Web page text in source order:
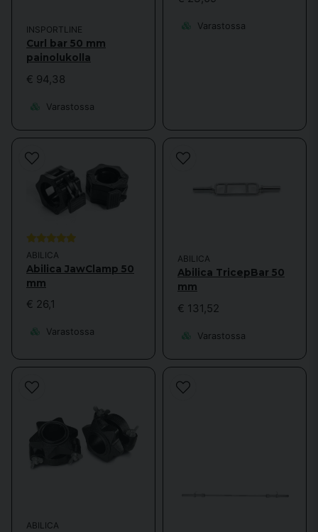
INSPORTLINE
Curl bar 50 mm
painolukolla
€ 94,38
Varastossa
Varastossa
ABILICA
Abilica JawClamp 50
mm
€ 26,1
Varastossa
ABILICA
Abilica TricepBar 50
mm
€ 131,52
Varastossa
ABILICA